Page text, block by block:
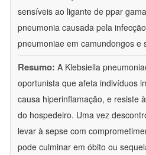
sensíveis ao ligante de ppar
pneumonia causada pela
pneumoniae em camundongos e
Resumo: A Klebsiella
oportunista que afeta indivíduos
causa hiperinflamação, e resiste
do hospedeiro. Uma vez
levar à sepse com
pode culminar em óbito ou